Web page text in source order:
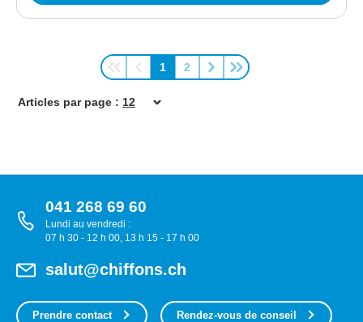
Page
1
Page
2
Articles par page :
041 268 69 60
Lundi au vendredi :
07 h 30 - 12 h 00, 13 h 15 - 17 h 00
salut@chiffons.ch
Prendre contact Rendez-vous de conseil